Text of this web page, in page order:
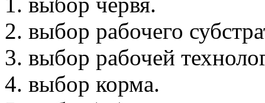
2. выбор рабочего
3. выбор рабочей
4. выбор корма.